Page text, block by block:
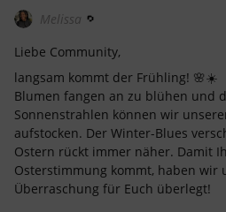
Melissa
Liebe Community,
langsam kommt der Frühling! 🌸☀️
Blumen fangen an zu blühen und
Sonnenstrahlen können wir
aufstocken. Der Winter-Blues
Ostern rückt immer näher. Damit
Osterstimmung kommt, haben wir
Überraschung für Euch überlegt!